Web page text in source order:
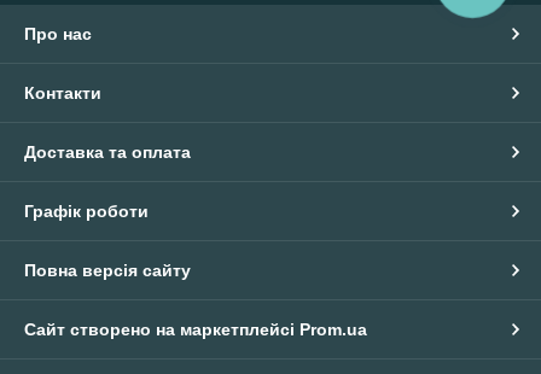
Про нас
Контакти
Доставка та оплата
Графік роботи
Повна версія сайту
Сайт створено на маркетплейсі Prom.ua